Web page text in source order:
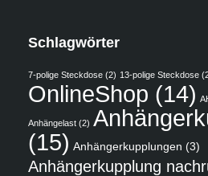
Schlagwörter
7-polige Steckdose (2) 13-polige Steckdose
OnlineShop (14)
Anhängelast (2)
(15) Anhängerkupplungen (3)
Anhängerkupplung